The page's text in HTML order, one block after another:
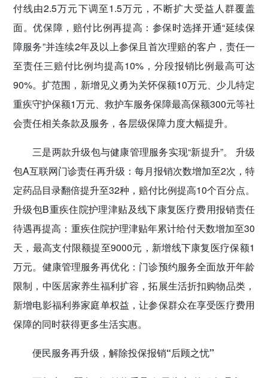
付线由2.5万元下调至1.5万元，不断扩大受益人群覆盖
面。优保障，赔付比例再提高：参保时选择开通“延续保
障服务”并连续2年及以上参保且首次理赔的客户，责任一
至责任三赔付比例均提高10%，分段报销比例最高可达
90%。扩范围，新增见义勇为关怀保额10万元、少儿特定
重疾守护保额1万元、救护车服务保障最高保额300元等社
会责任相关条款及服务，各层级保障力度大幅提升。
三是两款升级包与健康管理服务实现“新提升”。 升级
包A互联网门诊责任再升级：每月报销次数增加至2次，特
定药品目录翻倍提升至32种，赔付比例提高10个百分点。
升级包B重疾住院护理津贴及线下康复医疗费用报销责任
待遇再提高：重疾住院护理津贴年累计给付天数增加至30
天，最高支付限额提至9000元，新增线下康复医疗保额1
万元。健康管理服务再优化：门诊预约服务全面放开年龄
限制，中医居家养生福利扩容，拓展生活折扣购物品类，
新增电影福利券家庭单权益，让参保群众在享受医疗费用
保障的同时获得更多生活实惠。
便民服务再升级，解除投保报销“后顾之忧”